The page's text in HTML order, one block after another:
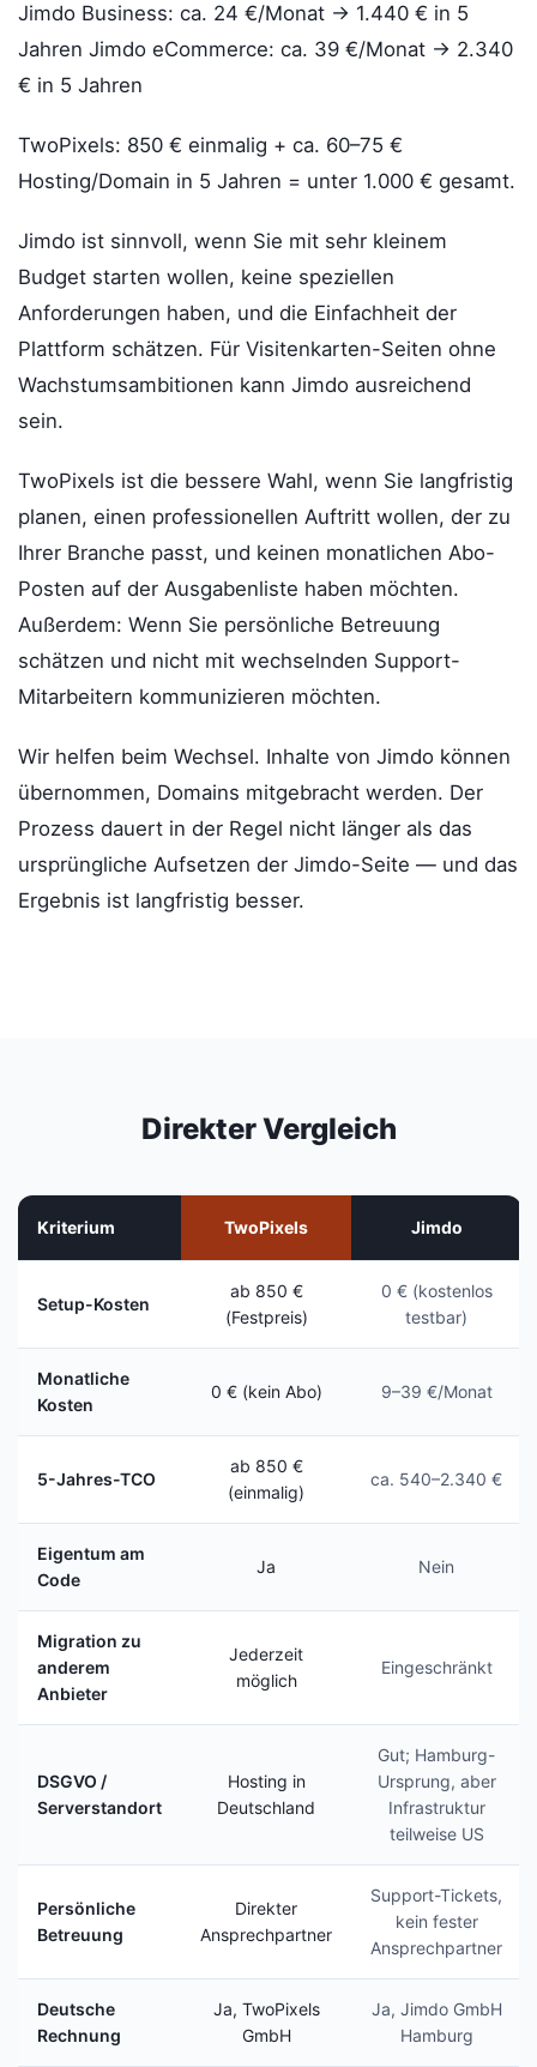
Jimdo Business: ca. 24 €/Monat → 1.440 € in 5
Jahren Jimdo eCommerce: ca. 39 €/Monat → 2.340
€ in 5 Jahren
TwoPixels: 850 € einmalig + ca. 60–75 €
Hosting/Domain in 5 Jahren = unter 1.000 € gesamt.
Jimdo ist sinnvoll, wenn Sie mit sehr kleinem
Budget starten wollen, keine speziellen
Anforderungen haben, und die Einfachheit der
Plattform schätzen. Für Visitenkarten-Seiten ohne
Wachstumsambitionen kann Jimdo ausreichend
sein.
TwoPixels ist die bessere Wahl, wenn Sie langfristig
planen, einen professionellen Auftritt wollen, der zu
Ihrer Branche passt, und keinen monatlichen Abo-
Posten auf der Ausgabenliste haben möchten.
Außerdem: Wenn Sie persönliche Betreuung
schätzen und nicht mit wechselnden Support-
Mitarbeitern kommunizieren möchten.
Wir helfen beim Wechsel. Inhalte von Jimdo können
übernommen, Domains mitgebracht werden. Der
Prozess dauert in der Regel nicht länger als das
ursprüngliche Aufsetzen der Jimdo-Seite — und das
Ergebnis ist langfristig besser.
Direkter Vergleich
Kriterium TwoPixels Jimdo
Setup-Kosten
ab 850 €
(Festpreis)
0 € (kostenlos
testbar)
Monatliche
Kosten
0 € (kein Abo) 9–39 €/Monat
5-Jahres-TCO
ab 850 €
(einmalig)
ca. 540–2.340 €
Eigentum am
Code
Ja Nein
Migration zu
anderem
Anbieter
Jederzeit
möglich
Eingeschränkt
DSGVO /
Serverstandort
Hosting in
Deutschland
Gut; Hamburg-
Ursprung, aber
Infrastruktur
teilweise US
Persönliche
Betreuung
Direkter
Ansprechpartner
Support-Tickets,
kein fester
Ansprechpartner
Deutsche
Rechnung
Ja, TwoPixels
GmbH
Ja, Jimdo GmbH
Hamburg